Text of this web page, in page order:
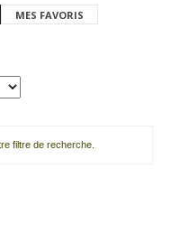
MES FAVORIS
filtre de recherche.